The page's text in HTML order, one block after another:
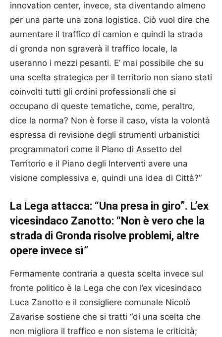
innovation center, invece, sta diventando almeno
per una parte una zona logistica. Ciò vuol dire che
aumentare il traffico di camion e quindi la strada
di gronda non sgraverà il traffico locale, la
useranno i mezzi pesanti. E’ mai possibile che su
una scelta strategica per il territorio non siano stati
coinvolti tutti gli ordini professionali che si
occupano di queste tematiche, come, peraltro,
dice la norma? Non è forse il caso, vista la volontà
espressa di revisione degli strumenti urbanistici
programmatori come il Piano di Assetto del
Territorio e il Piano degli Interventi avere una
visione complessiva e, quindi una idea di Città?”
La Lega attacca: “Una presa in giro”. L’ex
vicesindaco Zanotto: “Non è vero che la
strada di Gronda risolve problemi, altre
opere invece sì”
Fermamente contraria a questa scelta invece sul
fronte politico è la Lega che con l’ex vicesindaco
Luca Zanotto e il consigliere comunale Nicolò
Zavarise sostiene che si tratti “di una scelta che
non migliora il traffico e non sistema le criticità;